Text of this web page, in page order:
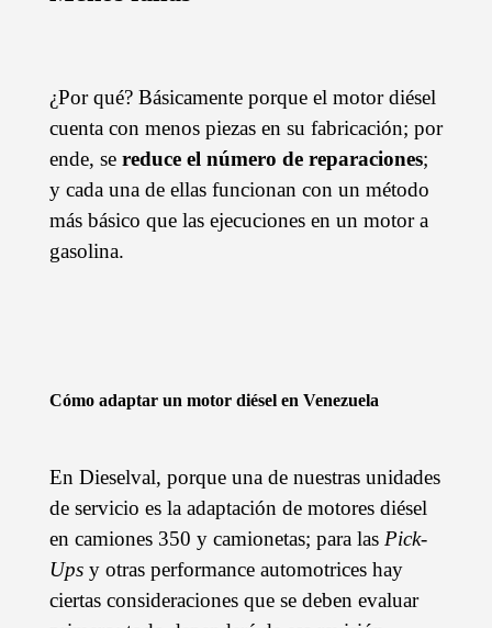
¿Por qué? Básicamente porque el motor diésel
cuenta con menos piezas en su fabricación; por
ende, se reduce el número de reparaciones;
y cada una de ellas funcionan con un método
más básico que las ejecuciones en un motor a
gasolina.
Cómo adaptar un motor diésel en Venezuela
En Dieselval, porque una de nuestras unidades
de servicio es la adaptación de motores diésel
en camiones 350 y camionetas; para las Pick-
Upsy otras performance automotrices hay
ciertas consideraciones que se deben evaluar